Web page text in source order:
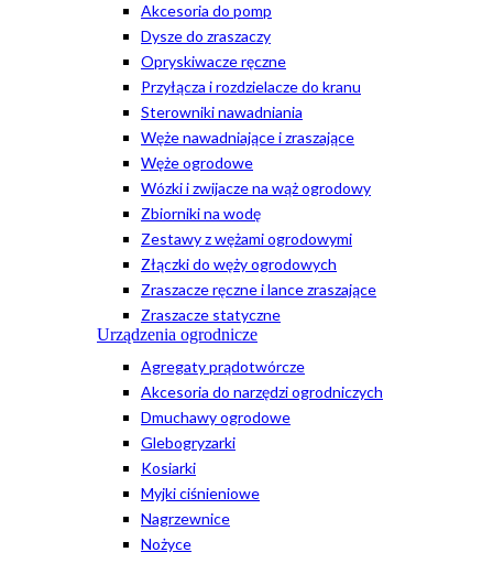
Akcesoria do pomp
Dysze do zraszaczy
Opryskiwacze ręczne
Przyłącza i rozdzielacze do kranu
Sterowniki nawadniania
Węże nawadniające i zraszające
Węże ogrodowe
Wózki i zwijacze na wąż ogrodowy
Zbiorniki na wodę
Zestawy z wężami ogrodowymi
Złączki do węży ogrodowych
Zraszacze ręczne i lance zraszające
Zraszacze statyczne
Urządzenia ogrodnicze
Agregaty prądotwórcze
Akcesoria do narzędzi ogrodniczych
Dmuchawy ogrodowe
Glebogryzarki
Kosiarki
Myjki ciśnieniowe
Nagrzewnice
Nożyce